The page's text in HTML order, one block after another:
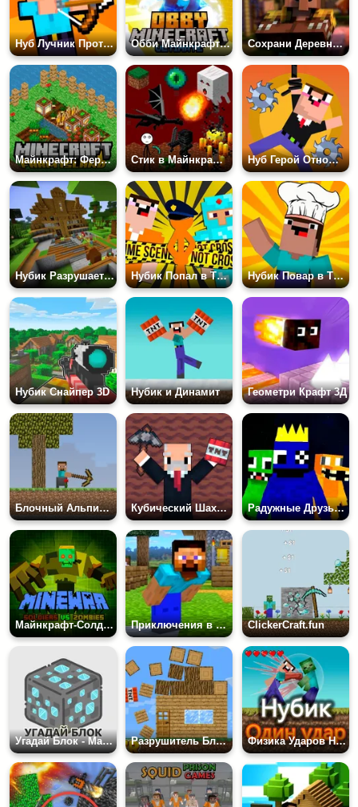
Нуб Лучник Против Зомби Стикменов Обби Майнкрафт Ультимейт Сохрани Деревню Майнкрафт
Майнкрафт: Ферма на Острове Стик в Майнкрафте 2 Нуб Герой Отношения
Нубик Разрушает Дома Нубик Попал в Тюрьму: Побег Нубик Повар в Тюрьме
Нубик Снайпер 3D Нубик и Динамит Геометри Крафт 3Д
Блочный Альпинист Кубический Шахтер Радужные Друзья Побег
Майнкрафт-Солдаты Против Зомби Приключения в Мире Майнкрафта ClickerCraft.fun
Угадай Блок - Майнкрафт Разрушитель Блочных Зданий Физика Ударов Нубика